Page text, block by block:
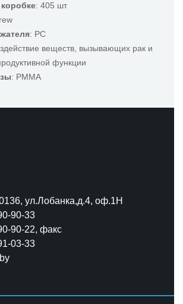
: 405 шт
: PC
веществ, вызывающих рак и
функции
: PMMA
ул.Лобанка,д.4, оф.1H
90-33
90-22, факс
03-33